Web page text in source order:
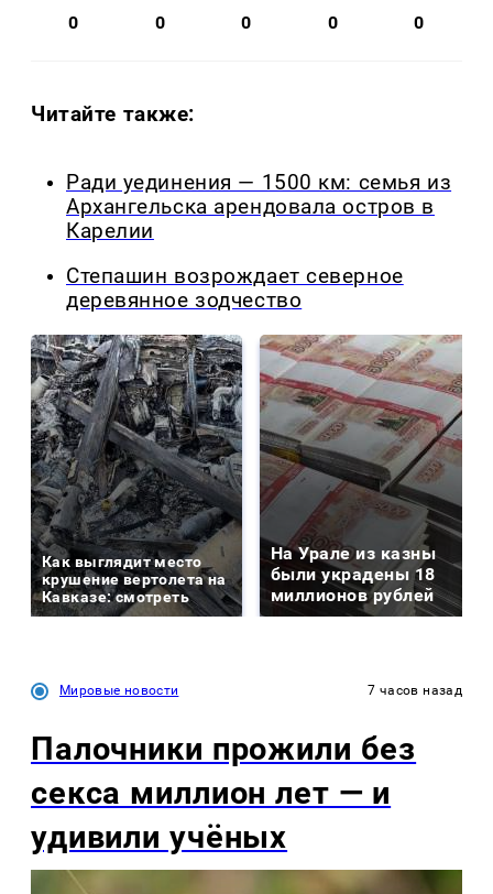
0 0 0 0 0
Читайте также:
Ради уединения — 1500 км: семья из
Архангельска арендовала остров в
Карелии
Степашин возрождает северное
деревянное зодчество
Как выглядит место
крушение вертолета на
Кавказе: смотреть
На Урале из казны
были украдены 18
миллионов рублей
Мировые новости 7 часов назад
Палочники прожили без
секса миллион лет — и
удивили учёных